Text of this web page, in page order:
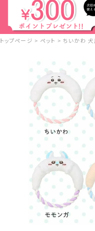
トップページ ペット ちいかわ